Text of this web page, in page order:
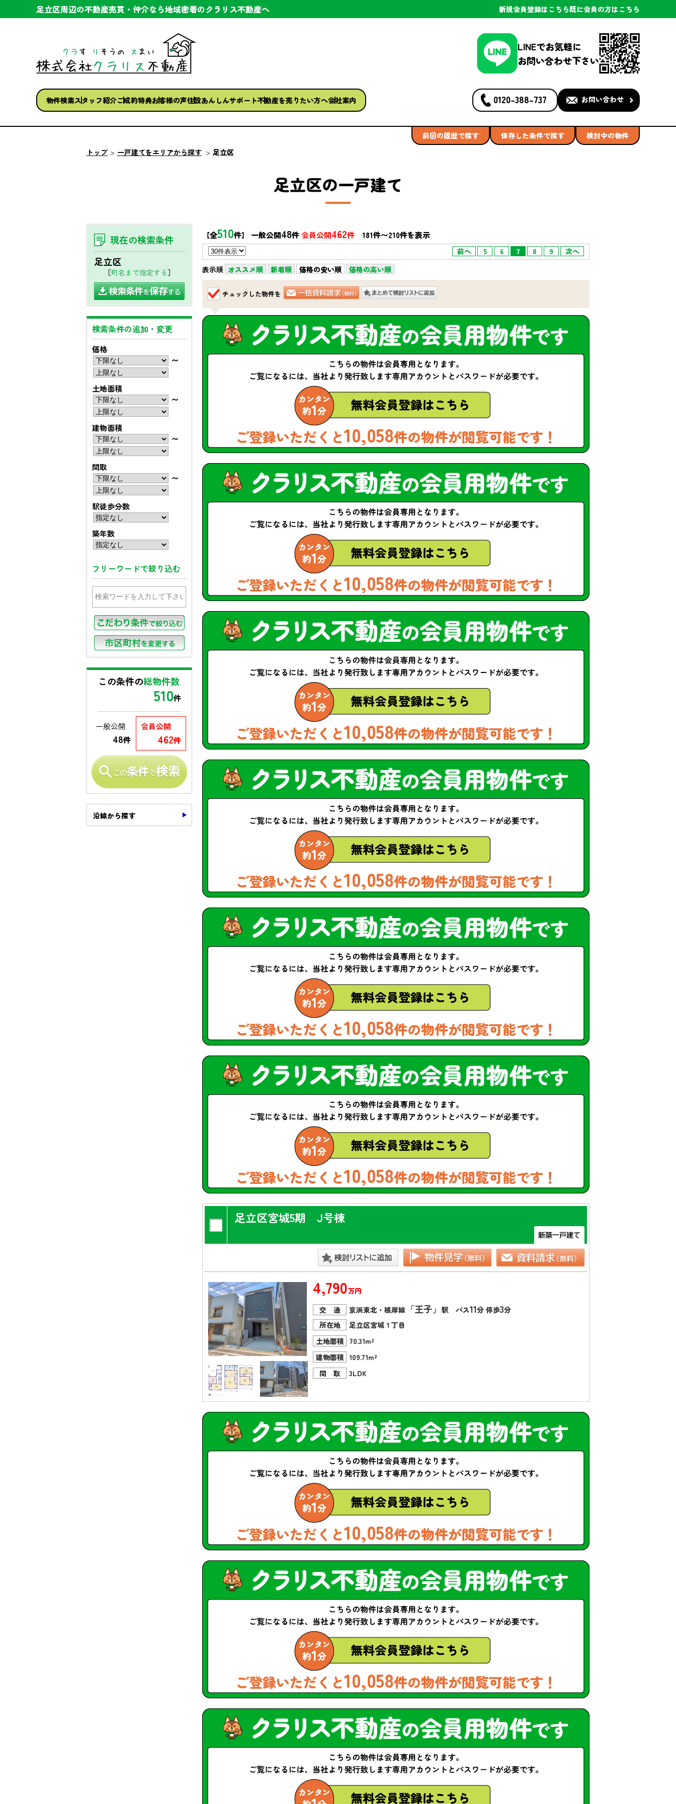
足立区周辺の不動産売買・仲介なら地域密着のクラリス不動産へ 新規会員登録はこちら既に会員の方はこちら
LINEでお気軽に
お問い合わせ下さい
物件検索スタッフ紹介ご成約特典お客様の声住設あんしんサポート不動産を売りたい方へ会社案内 0120-388-737 お問い合わせ
前回の履歴で探す 保存した条件で探す
検討中の物件
トップ
一戸建てをエリアから探す 足立区
足立区の一戸建て
【全510件】 一般公開48件会員公開462件 181件〜210件を表示
前へ 5 6 7 8 9
次へ
表示順 オススメ順 新着順 価格の安い順 価格の高い順
チェックした物件を
ご登録いただくと10,058件の物件が閲覧可能です！
ご登録いただくと10,058件の物件が閲覧可能です！
ご登録いただくと10,058件の物件が閲覧可能です！
ご登録いただくと10,058件の物件が閲覧可能です！
ご登録いただくと10,058件の物件が閲覧可能です！
ご登録いただくと10,058件の物件が閲覧可能です！
足立区宮城5期 J号棟
4,790万円
交 通
京浜東北・根岸線 「王子」 駅 バス11分 停歩3分
所在地
足立区宮城１丁目
土地面積 70.31m²
建物面積 109.71m²
間 取
3LDK
ご登録いただくと10,058件の物件が閲覧可能です！
ご登録いただくと10,058件の物件が閲覧可能です！
現在の検索条件
足立区
［町名まで指定する］
検索条件の追加・変更
価格
〜
土地面積
〜
建物面積
〜
間取
〜
駅徒歩分数
築年数
フリーワードで絞り込む
この条件の総物件数
510件
会員公開
462件
一般公開
48件
沿線から探す